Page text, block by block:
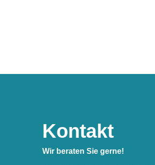
Kontakt
Wir beraten Sie gerne!